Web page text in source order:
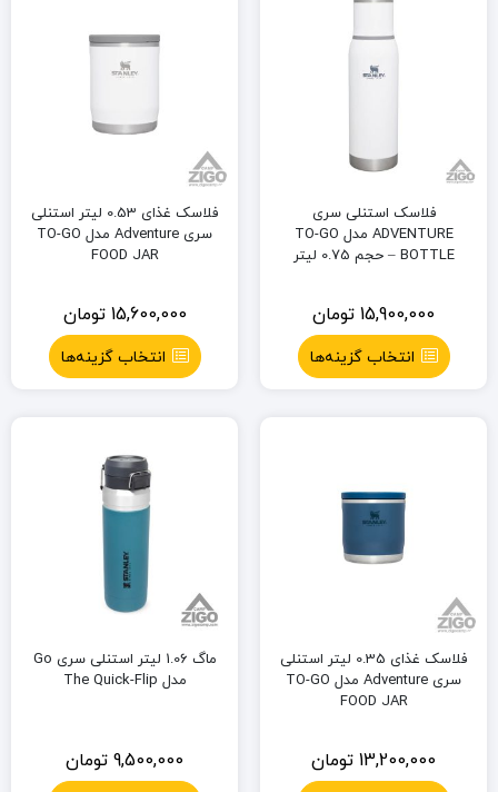
فلاسک استنلی سری
ADVENTURE مدل TO-GO
BOTTLE – حجم 0.75 لیتر
15,900,000 تومان
انتخاب گزینه‌ها
فلاسک غذای 0.53 لیتر استنلی
سری Adventure مدل TO-GO
FOOD JAR
15,600,000 تومان
انتخاب گزینه‌ها
فلاسک غذای 0.35 لیتر استنلی
سری Adventure مدل TO-GO
FOOD JAR
13,200,000 تومان
ماگ 1.06 لیتر استنلی سری Go
مدل The Quick-Flip
9,500,000 تومان